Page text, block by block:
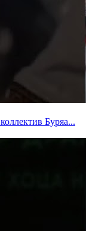
Буряа...